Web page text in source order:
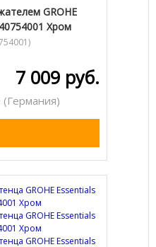
GROHE
Хром
)
7 009 руб.
(Германия)